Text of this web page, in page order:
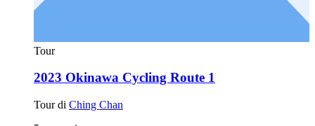
Tour
2023 Okinawa Cycling Route 1
Tour di Ching Chan